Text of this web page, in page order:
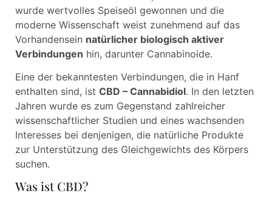
wurde wertvolles Speiseöl gewonnen und die
moderne Wissenschaft weist zunehmend auf das
Vorhandensein natürlicher biologisch aktiver
Verbindungen hin, darunter Cannabinoide.
Eine der bekanntesten Verbindungen, die in Hanf
enthalten sind, ist CBD – Cannabidiol. In den letzten
Jahren wurde es zum Gegenstand zahlreicher
wissenschaftlicher Studien und eines wachsenden
Interesses bei denjenigen, die natürliche Produkte
zur Unterstützung des Gleichgewichts des Körpers
suchen.
Was ist CBD?